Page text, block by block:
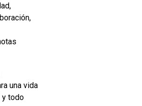
una vida
y todo